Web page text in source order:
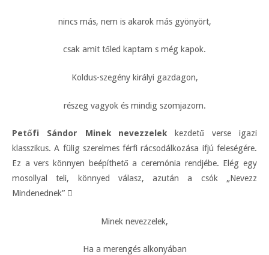
nincs más, nem is akarok más gyönyört,
csak amit tőled kaptam s még kapok.
Koldus-szegény királyi gazdagon,
részeg vagyok és mindig szomjazom.
Petőfi Sándor Minek nevezzelek
kezdetű verse igazi
klasszikus. A fülig szerelmes férfi rácsodálkozása ifjú feleségére.
Ez a vers könnyen beépíthető a ceremónia rendjébe. Elég egy
mosollyal teli, könnyed válasz, azután a csók „Nevezz
Mindenednek” 
Minek nevezzelek,
Ha a merengés alkonyában